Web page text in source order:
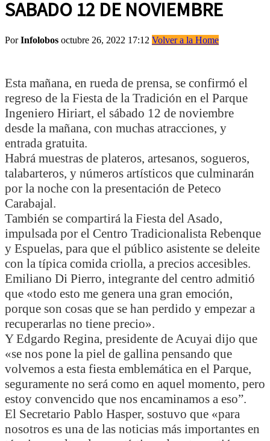
SABADO 12 DE NOVIEMBRE
PorInfolobos octubre 26, 2022 17:12 Volver a la Home
Esta mañana, en rueda de prensa, se confirmó el
regreso de la Fiesta de la Tradición en el Parque
Ingeniero Hiriart, el sábado 12 de noviembre
desde la mañana, con muchas atracciones, y
entrada gratuita.
Habrá muestras de plateros, artesanos, sogueros,
talabarteros, y números artísticos que culminarán
por la noche con la presentación de Peteco
Carabajal.
También se compartirá la Fiesta del Asado,
impulsada por el Centro Tradicionalista Rebenque
y Espuelas, para que el público asistente se deleite
con la típica comida criolla, a precios accesibles.
Emiliano Di Pierro, integrante del centro admitió
que «todo esto me genera una gran emoción,
porque son cosas que se han perdido y empezar a
recuperarlas no tiene precio».
Y Edgardo Regina, presidente de Acuyai dijo que
«se nos pone la piel de gallina pensando que
volvemos a esta fiesta emblemática en el Parque,
seguramente no será como en aquel momento, pero
estoy convencido que nos encaminamos a eso”.
El Secretario Pablo Hasper, sostuvo que «para
nosotros es una de las noticias más importantes en